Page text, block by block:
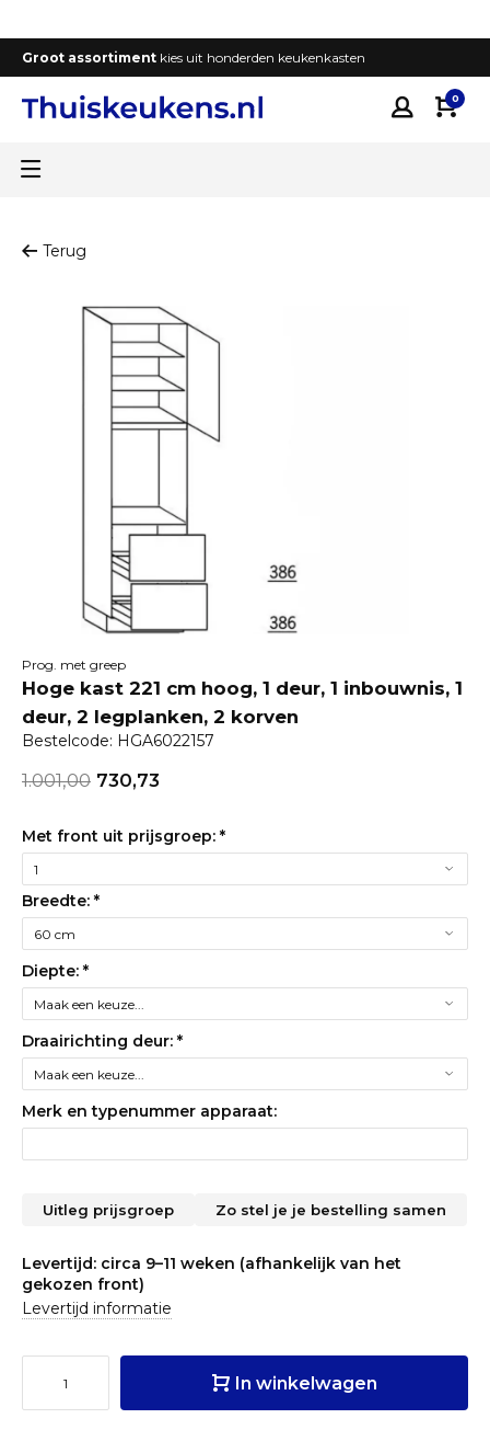
Groot assortiment kies uit honderden keukenkasten
0
Terug
Prog. met greep
Hoge kast 221 cm hoog, 1 deur, 1 inbouwnis, 1
deur, 2 legplanken, 2 korven
Bestelcode: HGA6022157
1.001,00 730,73
Met front uit prijsgroep: *
Breedte: *
Diepte: *
Draairichting deur: *
Merk en typenummer apparaat:
Uitleg prijsgroep Zo stel je je bestelling samen
Levertijd: circa 9–11 weken (afhankelijk van het
gekozen front)
Levertijd informatie
In winkelwagen